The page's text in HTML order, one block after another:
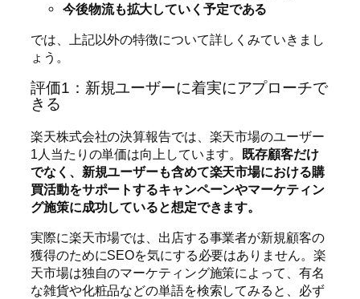
今後物流も拡大していく予定である
では、上記以外の特徴について詳しくみていきまし
ょう。
評価1：新規ユーザーに着実にアプローチで
きる
楽天株式会社の決算報告では、楽天市場のユーザー
1人当たりの単価は向上しています。
既存顧客だけ
でなく、新規ユーザーも含めて楽天市場における購
買活動をサポートするキャンペーンやマーケティン
グ施策に成功していると想定できます。
実際に楽天市場では、出店する事業者が新規顧客の
獲得のためにSEOを気にする必要はありません。楽
天市場は独自のマーケティング施策によって、有名
な雑貨や化粧品などの単語を検索してみると、必ず